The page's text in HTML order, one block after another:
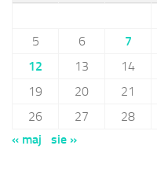
5
6 7
12
13 14
19
20 21
26
27 28
« maj
sie »